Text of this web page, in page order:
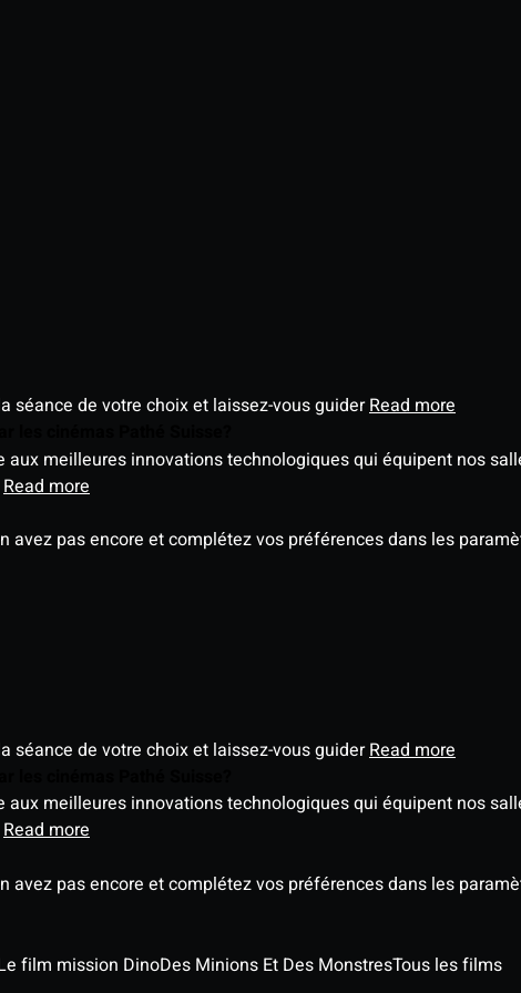
séance de votre choix et laissez-vous guiderRead more
meilleures innovations technologiques qui équipent nos
Read more
avez pas encore et complétez vos préférences dans les
séance de votre choix et laissez-vous guiderRead more
meilleures innovations technologiques qui équipent nos
Read more
avez pas encore et complétez vos préférences dans les
film mission DinoDes Minions Et Des MonstresTous les films